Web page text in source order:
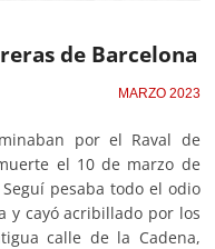
de Barcelona
MARZO 2023
por el Raval de
el 10 de marzo de
pesaba todo el odio
y cayó acribillado por los
calle de la Cadena,